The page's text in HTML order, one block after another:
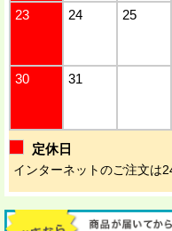
23 24 25
30 31
定休日
インターネットのご注文は